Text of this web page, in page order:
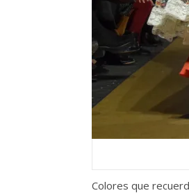
Colores que